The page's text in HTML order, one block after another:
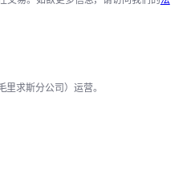
求斯分公司）运营。